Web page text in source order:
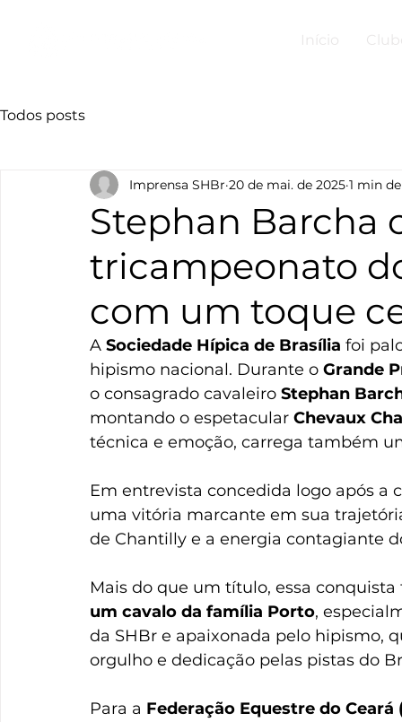
Início
Todos posts
Stephan Barcha
tricampeonato
com um toque
Imprensa SHBr 20 de mai. de 2025 1 min
A Sociedade Hípica de Brasília foi
hipismo nacional. Durante o Grande
o consagrado cavaleiro Stephan
montando o espetacular Chevaux
técnica e emoção, carrega também
Em entrevista concedida logo após
uma vitória marcante em sua
de Chantilly e a energia contagiante
Mais do que um título, essa
um cavalo da família Porto,
da SHBr e apaixonada pelo hipismo,
orgulho e dedicação pelas pistas do
Para a Federação Equestre do Ceará